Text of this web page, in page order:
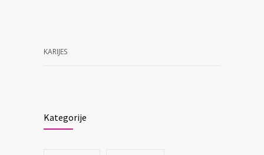
KARIJES
Kategorije